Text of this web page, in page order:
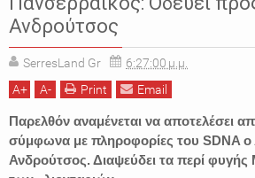
ΠΟΔΟΣΦΑΙΡΟ
ΣΕΡΡΕΣ
Ανδρούτσος
SerresLand Gr
6:27:00 μ.μ.
A+ A- Print Email
Παρελθόν αναμένεται να αποτελέσει
σύμφωνα με πληροφορίες του SDNA
Ανδρούτσος. Διαψεύδει τα περί φυγής